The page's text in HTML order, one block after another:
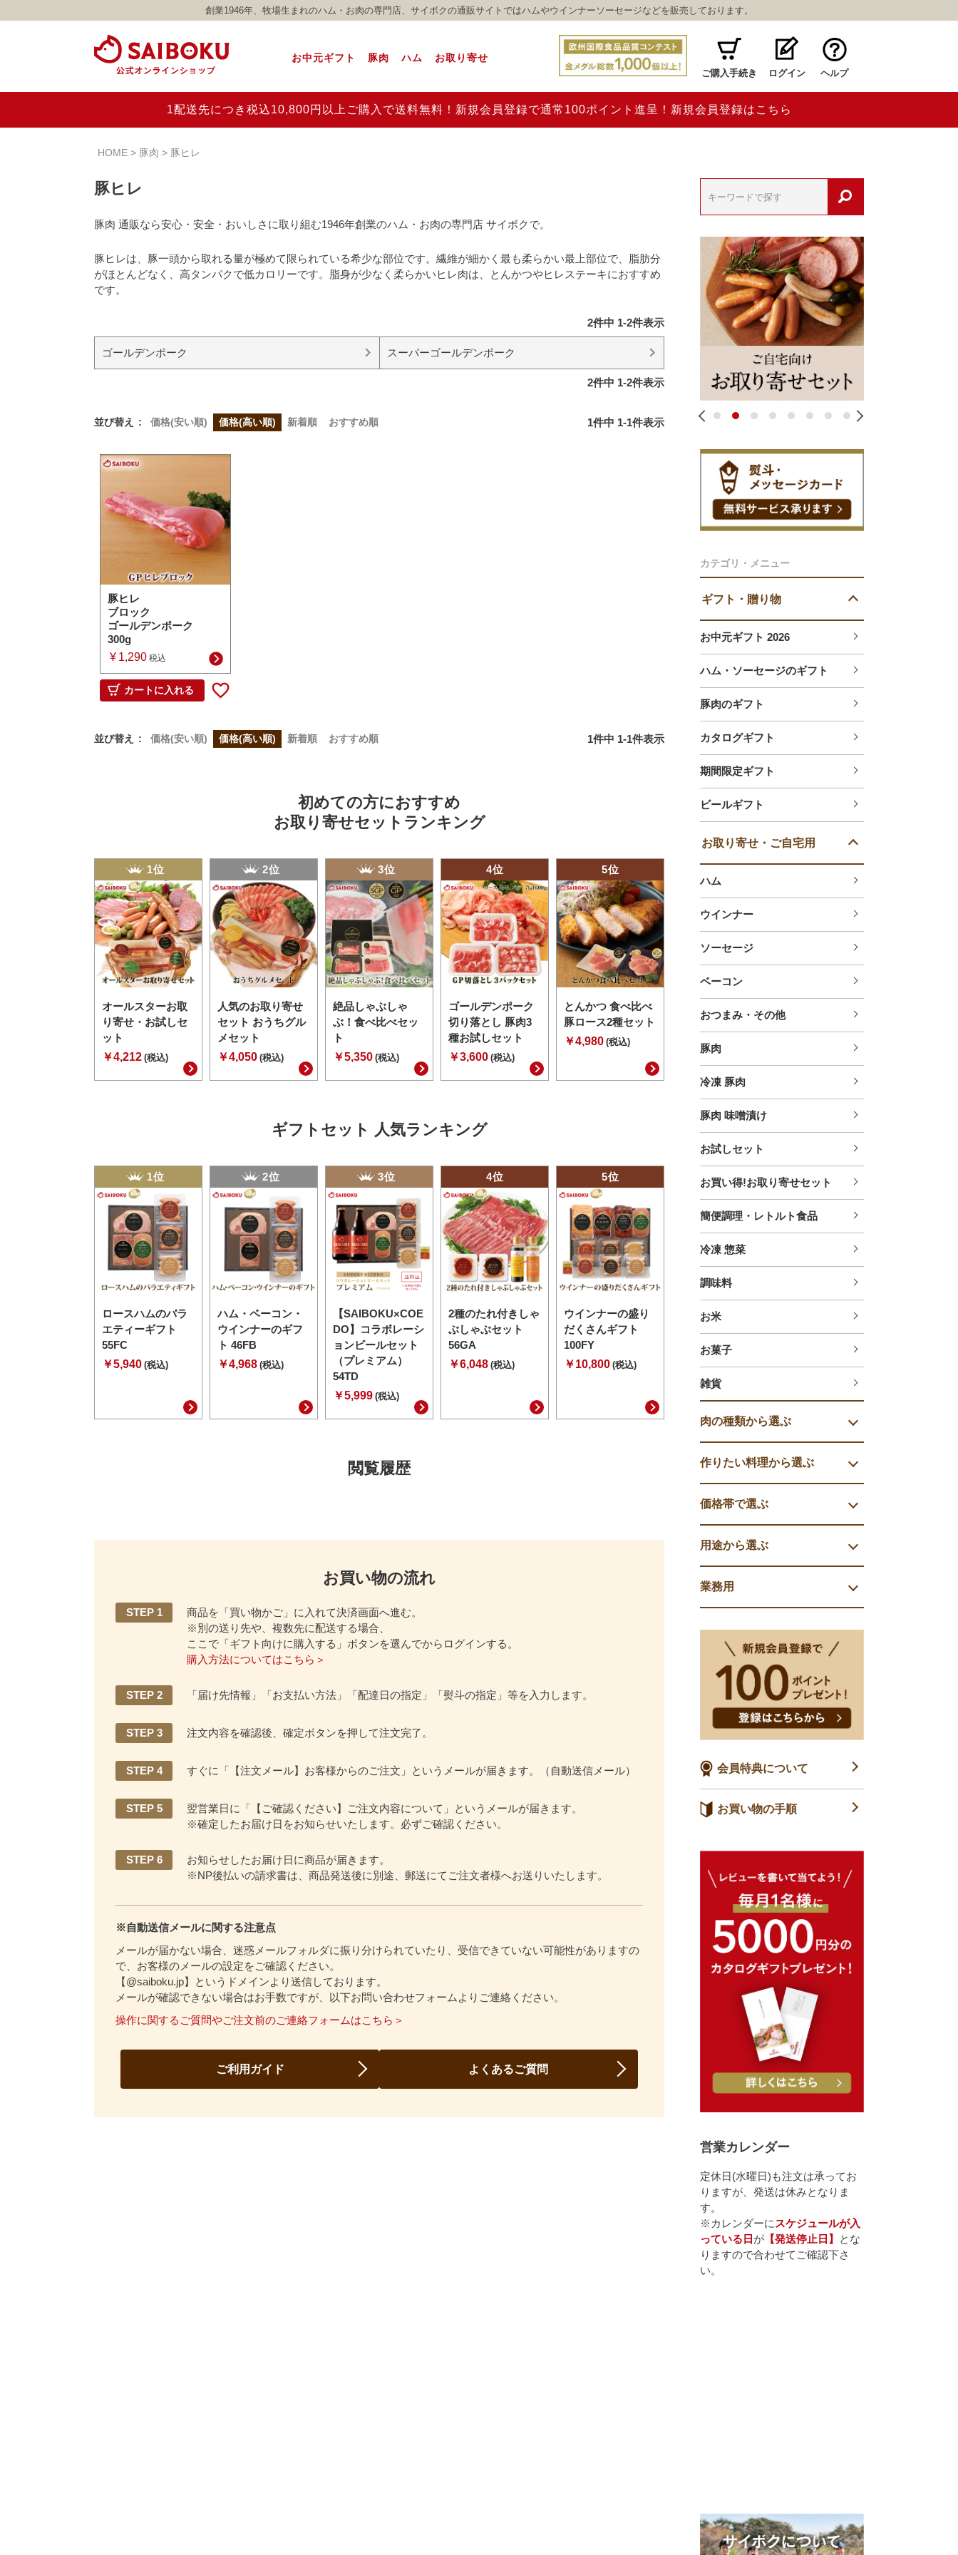
創業1946年、牧場生まれのハム・お肉の専門店、サイボクの通販サイトではハムやウインナーソーセージなどを販売しております。
お中元ギフト 豚肉 ハム お取り寄せ
ご購入手続き ログイン ヘルプ
1配送先につき税込10,800円以上ご購入で送料無料！新規会員登録で通常100ポイント進呈！新規会員登録はこちら
HOME 豚肉 豚ヒレ
カテゴリ・メニュー
ギフト・贈り物
お中元ギフト 2026
ハム・ソーセージのギフト
豚肉のギフト
カタログギフト
期間限定ギフト
ビールギフト
お取り寄せ・ご自宅用
ハム
ウインナー
ソーセージ
ベーコン
おつまみ・その他
豚肉
冷凍 豚肉
豚肉 味噌漬け
お試しセット
お買い得!お取り寄せセット
簡便調理・レトルト食品
冷凍 惣菜
調味料
お米
お菓子
雑貨
肉の種類から選ぶ
作りたい料理から選ぶ
価格帯で選ぶ
用途から選ぶ
業務用
会員特典について
お買い物の手順
営業カレンダー
定休日(水曜日)も注文は承ってお
りますが、発送は休みとなりま
す。
※カレンダーに スケジュールが入
っている日 が 【発送停止日】
とな
りますので合わせてご確認下さ
い。
豚ヒレ
豚肉 通販なら安心・安全・おいしさに取り組む1946年創業のハム・お肉の専門店 サイボクで。
豚ヒレは、豚一頭から取れる量が極めて限られている希少な部位です。繊維が細かく最も柔らかい最上部位で、脂肪分
がほとんどなく、高タンパクで低カロリーです。脂身が少なく柔らかいヒレ肉は、とんかつやヒレステーキにおすすめ
です。
2件中 1-2件表示
ゴールデンポーク スーパーゴールデンポーク
2件中 1-2件表示
並び替え 価格(安い順) 価格(高い順) 新着順 おすすめ順 1件中 1-1件表示
豚ヒレ
ブロック
ゴールデンポーク
300g
¥ 1,290 税込
カートに入れる
並び替え 価格(安い順) 価格(高い順) 新着順 おすすめ順 1件中 1-1件表示
初めての方におすすめ
お取り寄せセットランキング
1位
オールスターお取
り寄せ・お試しセ
ット
￥4,212 (税込)
2位
人気のお取り寄せ
セット おうちグル
メセット
￥4,050 (税込)
3位
絶品しゃぶしゃ
ぶ！食べ比べセッ
ト
￥5,350 (税込)
4位
ゴールデンポーク
切り落とし 豚肉3
種お試しセット
￥3,600 (税込)
5位
とんかつ 食べ比べ
豚ロース2種セット
￥4,980 (税込)
ギフトセット 人気ランキング
1位
ロースハムのバラ
エティーギフト
55FC
￥5,940 (税込)
2位
ハム・ベーコン・
ウインナーのギフ
ト 46FB
￥4,968 (税込)
3位
【SAIBOKU×COE
DO】コラボレーシ
ョンビールセット
（プレミアム）
54TD
￥5,999 (税込)
4位
2種のたれ付きしゃ
ぶしゃぶセット
56GA
￥6,048 (税込)
5位
ウインナーの盛り
だくさんギフト
100FY
￥10,800 (税込)
閲覧履歴
お買い物の流れ
STEP 1
商品を「買い物かご」に入れて決済画面へ進む。
※別の送り先や、複数先に配送する場合、
ここで「ギフト向けに購入する」ボタンを選んでからログインする。
購入方法についてはこちら＞
STEP 2 「届け先情報」「お支払い方法」「配達日の指定」「熨斗の指定」等を入力します。
STEP 3 注文内容を確認後、確定ボタンを押して注文完了。
STEP 4 すぐに「【注文メール】お客様からのご注文」というメールが届きます。（自動送信メール）
STEP 5
翌営業日に「【ご確認ください】ご注文内容について」というメールが届きます。
※確定したお届け日をお知らせいたします。必ずご確認ください。
STEP 6
お知らせしたお届け日に商品が届きます。
※NP後払いの請求書は、商品発送後に別途、郵送にてご注文者様へお送りいたします。
※自動送信メールに関する注意点
メールが届かない場合、迷惑メールフォルダに振り分けられていたり、受信できていない可能性がありますの
で、お客様のメールの設定をご確認ください。
【@saiboku.jp】というドメインより送信しております。
メールが確認できない場合はお手数ですが、以下お問い合わせフォームよりご連絡ください。
操作に関するご質問やご注文前のご連絡フォームはこちら＞
ご利用ガイド よくあるご質問